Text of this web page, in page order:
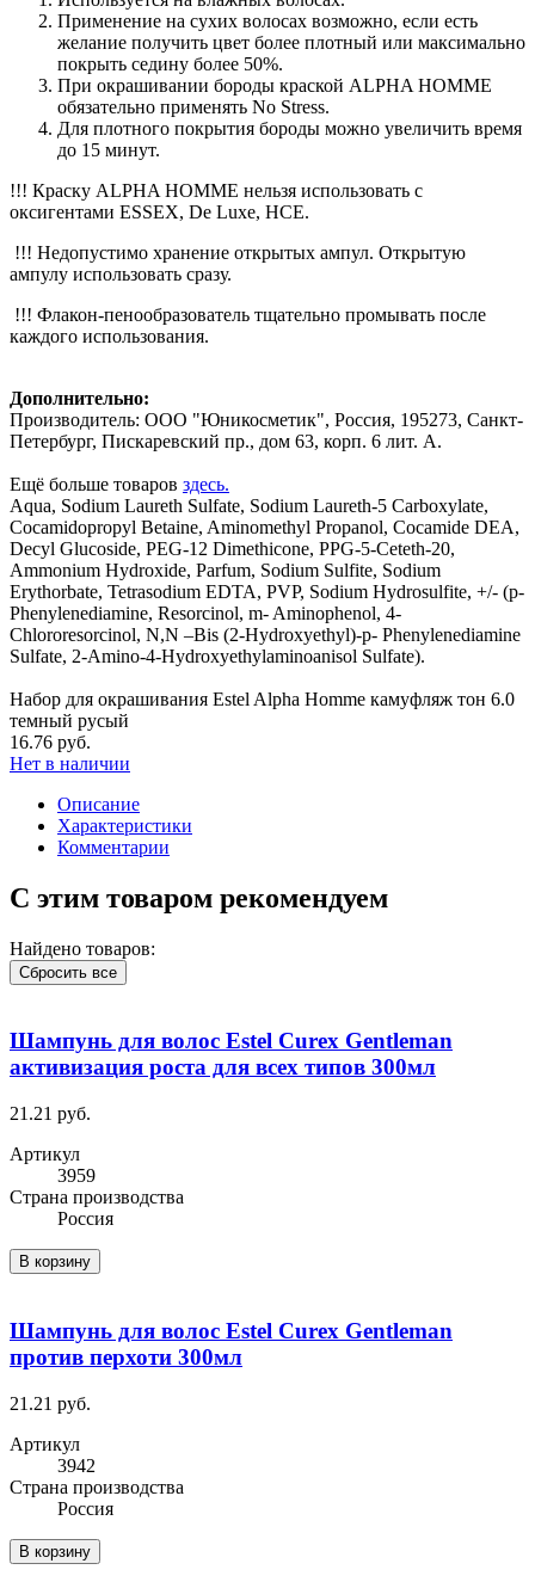
Применение на сухих волосах возможно, если есть
желание получить цвет более плотный или максимально
покрыть седину более 50%.
При окрашивании бороды краской ALPHA HOMME
обязательно применять No Stress.
Для плотного покрытия бороды можно увеличить время
до 15 минут.
!!! Краску ALPHA HOMME нельзя использовать с
оксигентами ESSEX, De Luxe, HCE.
!!! Недопустимо хранение открытых ампул. Открытую
ампулу использовать сразу.
!!! Флакон-пенообразователь тщательно промывать после
каждого использования.
Дополнительно:
Производитель: ООО "Юникосметик", Россия, 195273, Санкт-
Петербург, Пискаревский пр., дом 63, корп. 6 лит. А.
Ещё больше товаров здесь.
Aqua, Sodium Laureth Sulfate, Sodium Laureth-5 Carboxylate,
Cocamidopropyl Betaine, Aminomethyl Propanol, Cocamide DEA,
Decyl Glucoside, PEG-12 Dimethicone, PPG-5-Ceteth-20,
Ammonium Hydroxide, Parfum, Sodium Sulfite, Sodium
Erythorbate, Tetrasodium EDTA, PVP, Sodium Hydrosulfite, +/- (p-
Phenylenediamine, Resorcinol, m- Aminophenol, 4-
Chlororesorcinol, N,N –Bis (2-Hydroxyethyl)-p- Phenylenediamine
Sulfate, 2-Amino-4-Hydroxyethylaminoanisol Sulfate).
Набор для окрашивания Estel Alpha Homme камуфляж тон 6.0
темный русый
16.76 руб.
Нет в наличии
Описание
Характеристики
Комментарии
С этим товаром рекомендуем
Найдено товаров:
Сбросить все
Шампунь для волос Estel Curex Gentleman
активизация роста для всех типов 300мл
21.21 руб.
Артикул
3959
Cтрана производства
Россия
В корзину
Шампунь для волос Estel Curex Gentleman
против перхоти 300мл
21.21 руб.
Артикул
3942
Cтрана производства
Россия
В корзину